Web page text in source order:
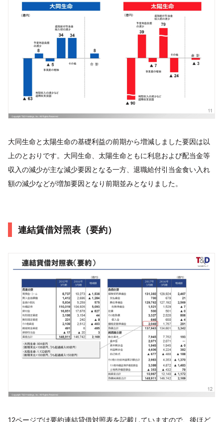
大同生命と太陽生命の基礎利益の前期から増減しました要因は以
上のとおりです。大同生命、太陽生命ともに利息および配当金等
収入の減少が主な減少要因となる一方、退職給付引当金食い入れ
額の減少などが増加要因となり前期並みとなりました。
連結賃借対照表（要約）
12ページでは要約連結貸借対照表を記載していますので、後ほど